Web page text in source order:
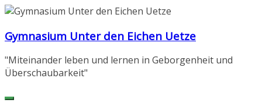
Zum
springen
Gymnasium Unter den Eichen Uetze
"Miteinander leben und lernen in Geborgenheit und
Überschaubarkeit"